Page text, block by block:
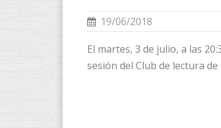
19/06/2018
El martes, 3 de julio, a las
sesión del Club de lectura